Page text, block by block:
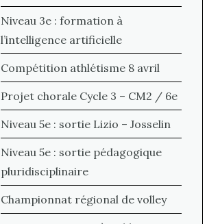
Niveau 3e : formation à
l’intelligence artificielle
Compétition athlétisme 8 avril
Projet chorale Cycle 3 – CM2 / 6e
Niveau 5e : sortie Lizio – Josselin
Niveau 5e : sortie pédagogique
pluridisciplinaire
Championnat régional de volley